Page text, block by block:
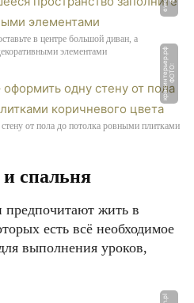
в центре большой диван, а
элементами
Ф
О
Т
О:
к
р
а
с
и
н
т
е
р
ь
е
р.
р
ф
от пола до потолка ровными плитками
спальня
предпочитают жить в
есть всё необходимое
выполнения уроков,